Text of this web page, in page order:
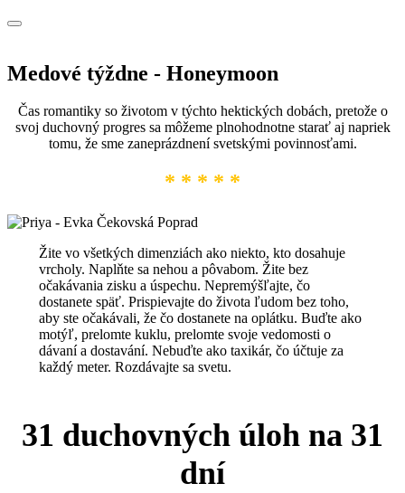
Medové týždne - Honeymoon
Čas romantiky so životom v týchto hektických dobách, pretože o
svoj duchovný progres sa môžeme plnohodnotne starať aj napriek
tomu, že sme zaneprázdnení svetskými povinnosťami.
* * * * *
Žite vo všetkých dimenziách ako niekto, kto dosahuje
vrcholy. Naplňte sa nehou a pôvabom. Žite bez
očakávania zisku a úspechu. Nepremýšľajte, čo
dostanete späť. Prispievajte do života ľudom bez toho,
aby ste očakávali, že čo dostanete na oplátku. Buďte ako
motýľ, prelomte kuklu, prelomte svoje vedomosti o
dávaní a dostavání. Nebuďte ako taxikár, čo účtuje za
každý meter. Rozdávajte sa svetu.
31 duchovných úloh na 31
dní